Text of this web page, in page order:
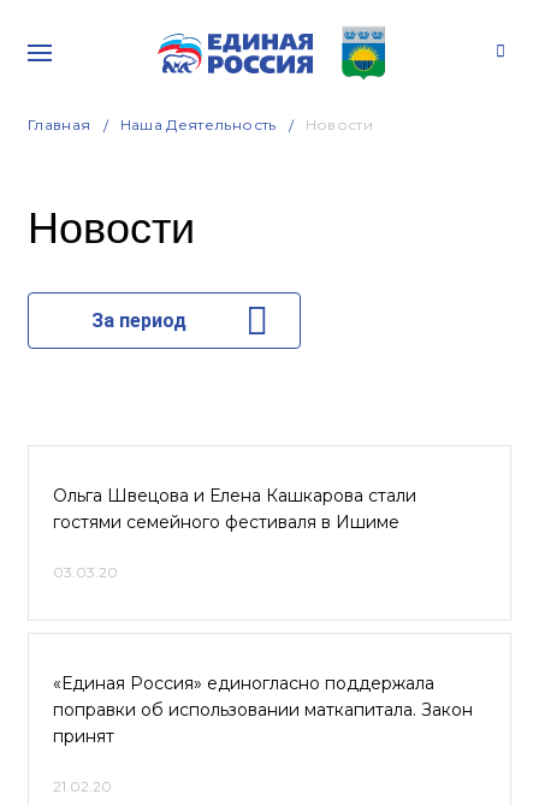
Главная Наша Деятельность Новости
Новости
За период
Ольга Швецова и Елена Кашкарова стали
гостями семейного фестиваля в Ишиме
03.03.20
«Единая Россия» единогласно поддержала
поправки об использовании маткапитала. Закон
принят
21.02.20